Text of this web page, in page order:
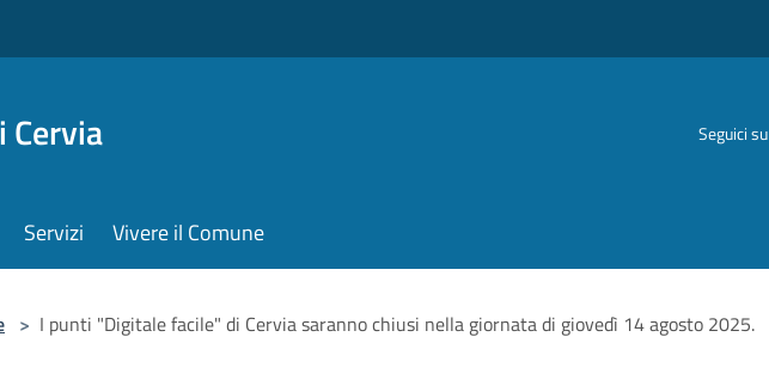
Cervia Seguici su
Servizi Vivere il Comune
> I punti "Digitale facile" di Cervia saranno chiusi nella giornata di giovedì 14 agosto 2025.